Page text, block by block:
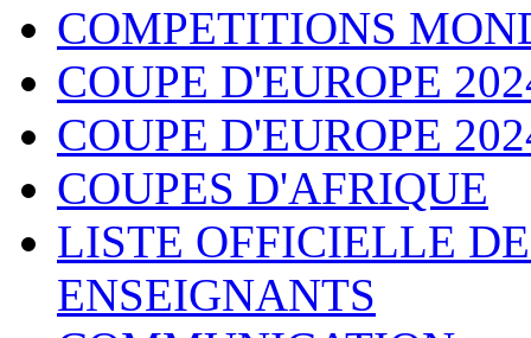
COMPETITIONS
COUPE D'EUROPE
COUPE D'EUROPE
COUPES D'AFRIQUE
LISTE OFFICIELLE
ENSEIGNANTS